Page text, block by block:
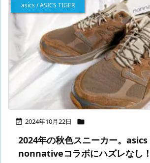
 2024年10月22日 
asics / ASICS TIGER
2024年の秋色スニーカー。asics
nonnativeコラボにハズレなし！